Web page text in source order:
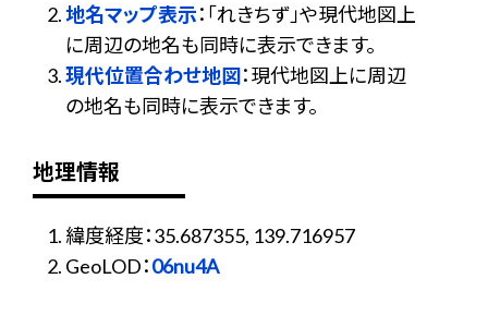
地名マップ表示：「れきちず」や現代地図上
に周辺の地名も同時に表示できます。
現代位置合わせ地図：現代地図上に周辺
の地名も同時に表示できます。
地理情報
緯度経度：35.687355, 139.716957
GeoLOD：06nu4A